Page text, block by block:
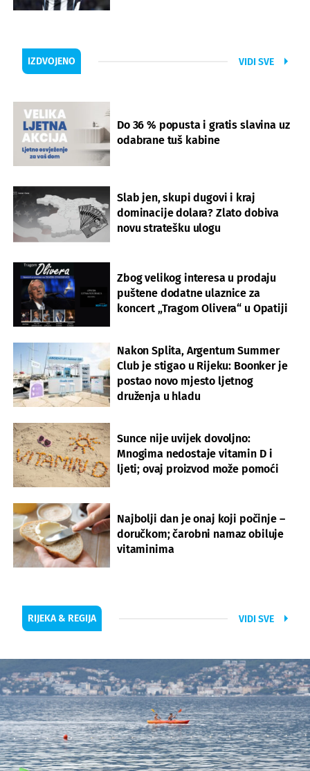
IZDVOJENO VIDI SVE
Do 36 % popusta i gratis slavina uz
odabrane tuš kabine
Slab jen, skupi dugovi i kraj
dominacije dolara? Zlato dobiva
novu stratešku ulogu
Zbog velikog interesa u prodaju
puštene dodatne ulaznice za
koncert „Tragom Olivera“ u Opatiji
Nakon Splita, Argentum Summer
Club je stigao u Rijeku: Boonker je
postao novo mjesto ljetnog
druženja u hladu
Sunce nije uvijek dovoljno:
Mnogima nedostaje vitamin D i
ljeti; ovaj proizvod može pomoći
Najbolji dan je onaj koji počinje –
doručkom; čarobni namaz obiluje
vitaminima
RIJEKA & REGIJA VIDI SVE